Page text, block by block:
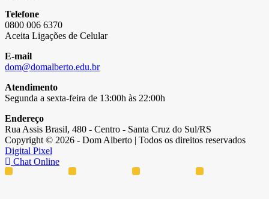
Telefone
0800 006 6370
Aceita Ligações de Celular
E-mail
dom@domalberto.edu.br
Atendimento
Segunda a sexta-feira de 13:00h às 22:00h
Endereço
Rua Assis Brasil, 480 - Centro - Santa Cruz do Sul/RS
Copyright © 2026 - Dom Alberto | Todos os direitos reservados
Digital Pixel
Chat Online